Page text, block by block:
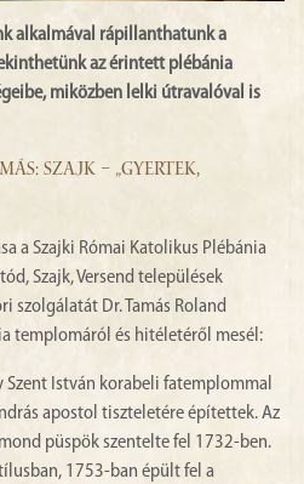
alkalmával rápillanthatunk a
az érintett plébánia
miközben lelki útravalóval is
SZAJK – „GYERTEK,
a Szajki Római Katolikus Plébánia
Szajk, Versend települések
szolgálatát Dr. Tamás Roland
templomáról és hitéletéről mesél:
Szent István korabeli fatemplommal
apostol tiszteletére építettek. Az
püspök szentelte fel 1732-ben.
1753-ban épült fel a